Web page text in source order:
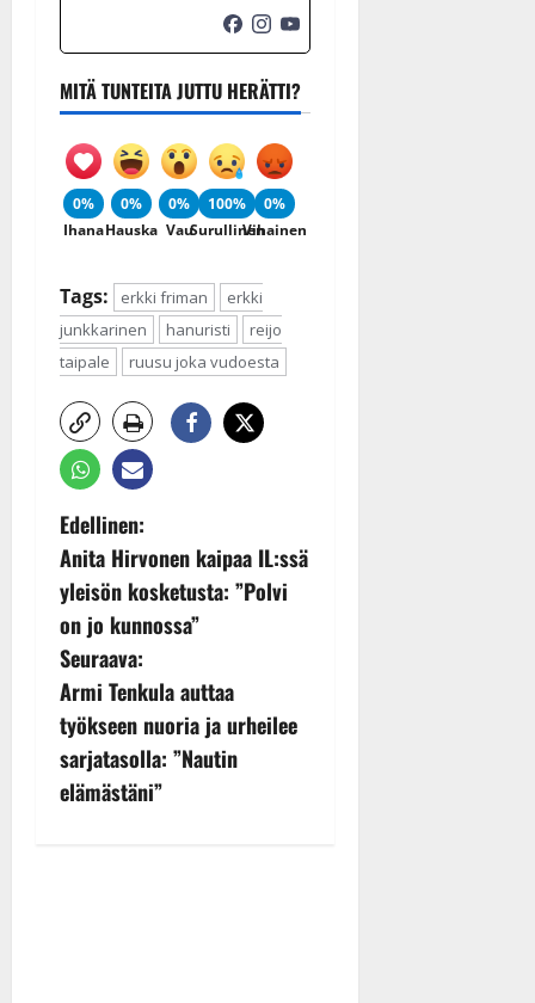
MITÄ TUNTEITA JUTTU HERÄTTI?
0%
Ihana
0%
Hauska
0%
Vau
100%
Surullinen
0%
Vihainen
Tags: erkki friman
erkki
junkkarinen
hanuristi
reijo
taipale
ruusu joka vudoesta
P
o
s
t
n
a
Edellinen:
Anita Hirvonen kaipaa IL:ssä
yleisön kosketusta: ”Polvi
on jo kunnossa”
Seuraava:
Armi Tenkula auttaa
työkseen nuoria ja urheilee
sarjatasolla: ”Nautin
elämästäni”